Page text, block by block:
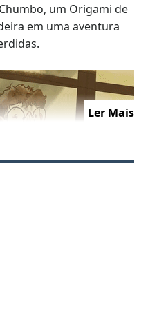
Ler Mais
um Origami de
em uma aventura
quando nossos
ponto de manchar